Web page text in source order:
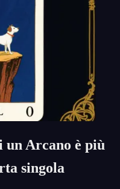
un Arcano è più
singola